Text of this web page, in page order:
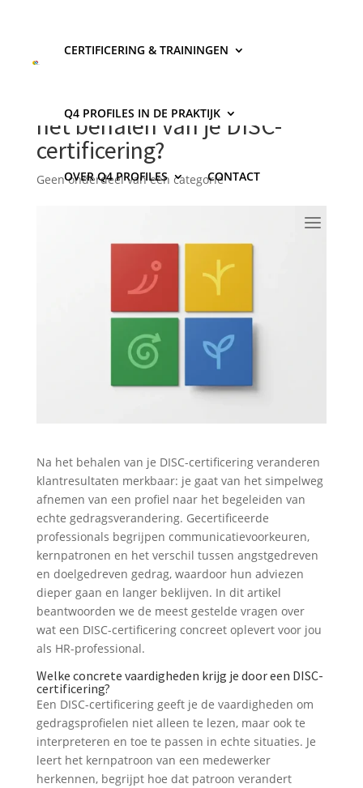
CERTIFICERING & TRAININGEN
Q4 PROFILES IN DE PRAKTIJK
OVER Q4 PROFILES CONTACT
klantresultaten vóór en na
het behalen van je DISC-
certificering?
Geen onderdeel van een categorie
Na het behalen van je DISC-certificering veranderen
klantresultaten merkbaar: je gaat van het simpelweg
afnemen van een profiel naar het begeleiden van
echte gedragsverandering. Gecertificeerde
professionals begrijpen communicatievoorkeuren,
kernpatronen en het verschil tussen angstgedreven
en doelgedreven gedrag, waardoor hun adviezen
dieper gaan en langer beklijven. In dit artikel
beantwoorden we de meest gestelde vragen over
wat een DISC-certificering concreet oplevert voor jou
als HR-professional.
Welke concrete vaardigheden krijg je door een DISC-
certificering?
Een DISC-certificering geeft je de vaardigheden om
gedragsprofielen niet alleen te lezen, maar ook te
interpreteren en toe te passen in echte situaties. Je
leert het kernpatroon van een medewerker
herkennen, begrijpt hoe dat patroon verandert